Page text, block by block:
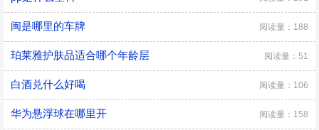
闽是哪里的车牌 阅读量：188
珀莱雅护肤品适合哪个年龄层 阅读量：51
白酒兑什么好喝 阅读量：106
华为悬浮球在哪里开 阅读量：158